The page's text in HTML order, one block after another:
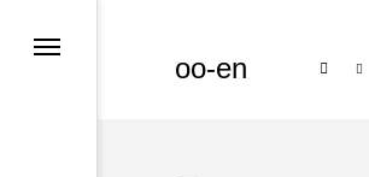
oo-en